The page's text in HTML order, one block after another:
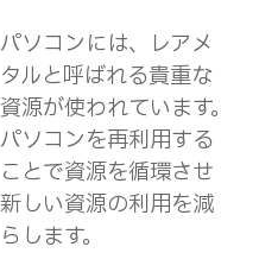
パソコンには、レアメ
タルと呼ばれる貴重な
資源が使われています。
パソコンを再利用する
ことで資源を循環させ
新しい資源の利用を減
らします。